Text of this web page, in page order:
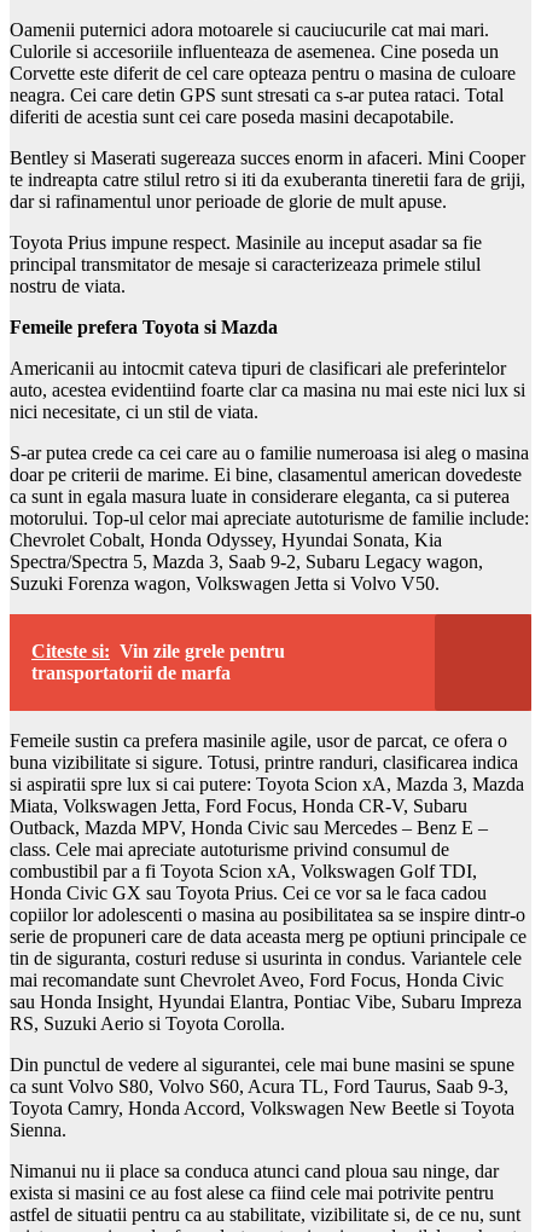
Oamenii puternici adora motoarele si cauciucurile cat mai mari.
Culorile si accesoriile influenteaza de asemenea. Cine poseda un
Corvette este diferit de cel care opteaza pentru o masina de culoare
neagra. Cei care detin GPS sunt stresati ca s-ar putea rataci. Total
diferiti de acestia sunt cei care poseda masini decapotabile.
Bentley si Maserati sugereaza succes enorm in afaceri. Mini Cooper
te indreapta catre stilul retro si iti da exuberanta tineretii fara de griji,
dar si rafinamentul unor perioade de glorie de mult apuse.
Toyota Prius impune respect. Masinile au inceput asadar sa fie
principal transmitator de mesaje si caracterizeaza primele stilul
nostru de viata.
Femeile prefera Toyota si Mazda
Americanii au intocmit cateva tipuri de clasificari ale preferintelor
auto, acestea evidentiind foarte clar ca masina nu mai este nici lux si
nici necesitate, ci un stil de viata.
S-ar putea crede ca cei care au o familie numeroasa isi aleg o masina
doar pe criterii de marime. Ei bine, clasamentul american dovedeste
ca sunt in egala masura luate in considerare eleganta, ca si puterea
motorului. Top-ul celor mai apreciate autoturisme de familie include:
Chevrolet Cobalt, Honda Odyssey, Hyundai Sonata, Kia
Spectra/Spectra 5, Mazda 3, Saab 9-2, Subaru Legacy wagon,
Suzuki Forenza wagon, Volkswagen Jetta si Volvo V50.
Citeste si: Vin zile grele pentru
transportatorii de marfa
Femeile sustin ca prefera masinile agile, usor de parcat, ce ofera o
buna vizibilitate si sigure. Totusi, printre randuri, clasificarea indica
si aspiratii spre lux si cai putere: Toyota Scion xA, Mazda 3, Mazda
Miata, Volkswagen Jetta, Ford Focus, Honda CR-V, Subaru
Outback, Mazda MPV, Honda Civic sau Mercedes – Benz E –
class. Cele mai apreciate autoturisme privind consumul de
combustibil par a fi Toyota Scion xA, Volkswagen Golf TDI,
Honda Civic GX sau Toyota Prius. Cei ce vor sa le faca cadou
copiilor lor adolescenti o masina au posibilitatea sa se inspire dintr-o
serie de propuneri care de data aceasta merg pe optiuni principale ce
tin de siguranta, costuri reduse si usurinta in condus. Variantele cele
mai recomandate sunt Chevrolet Aveo, Ford Focus, Honda Civic
sau Honda Insight, Hyundai Elantra, Pontiac Vibe, Subaru Impreza
RS, Suzuki Aerio si Toyota Corolla.
Din punctul de vedere al sigurantei, cele mai bune masini se spune
ca sunt Volvo S80, Volvo S60, Acura TL, Ford Taurus, Saab 9-3,
Toyota Camry, Honda Accord, Volkswagen New Beetle si Toyota
Sienna.
Nimanui nu ii place sa conduca atunci cand ploua sau ninge, dar
exista si masini ce au fost alese ca fiind cele mai potrivite pentru
astfel de situatii pentru ca au stabilitate, vizibilitate si, de ce nu, sunt